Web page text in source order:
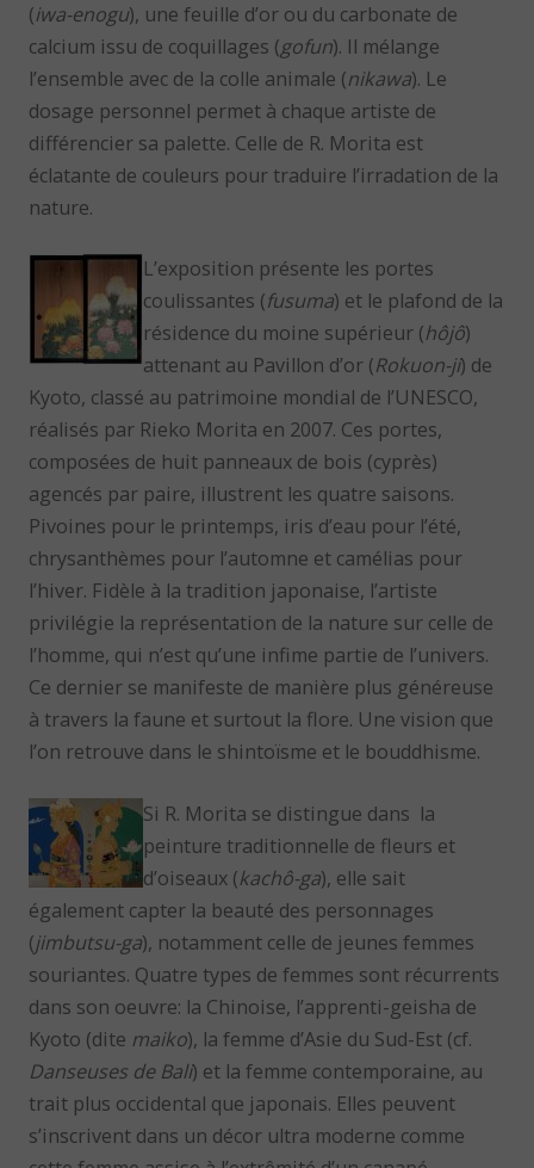
(iwa-enogu), une feuille d’or ou du carbonate de
calcium issu de coquillages (gofun). Il mélange
l’ensemble avec de la colle animale (nikawa). Le
dosage personnel permet à chaque artiste de
différencier sa palette. Celle de R. Morita est
éclatante de couleurs pour traduire l’irradation de la
nature.
L’exposition présente les portes
coulissantes (fusuma) et le plafond de la
résidence du moine supérieur (hôjô)
attenant au Pavillon d’or (Rokuon-ji) de
Kyoto, classé au patrimoine mondial de l’UNESCO,
réalisés par Rieko Morita en 2007. Ces portes,
composées de huit panneaux de bois (cyprès)
agencés par paire, illustrent les quatre saisons.
Pivoines pour le printemps, iris d’eau pour l’été,
chrysanthèmes pour l’automne et camélias pour
l’hiver. Fidèle à la tradition japonaise, l’artiste
privilégie la représentation de la nature sur celle de
l’homme, qui n’est qu’une infime partie de l’univers.
Ce dernier se manifeste de manière plus généreuse
à travers la faune et surtout la flore. Une vision que
l’on retrouve dans le shintoïsme et le bouddhisme.
Si R. Morita se distingue dans la
peinture traditionnelle de fleurs et
d’oiseaux (kachô-ga), elle sait
également capter la beauté des personnages
(jimbutsu-ga), notamment celle de jeunes femmes
souriantes. Quatre types de femmes sont récurrents
dans son oeuvre: la Chinoise, l’apprenti-geisha de
Kyoto (dite maiko), la femme d’Asie du Sud-Est (cf.
Danseuses de Bali) et la femme contemporaine, au
trait plus occidental que japonais. Elles peuvent
s’inscrivent dans un décor ultra moderne comme